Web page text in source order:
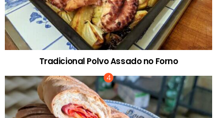
Tradicional Polvo Assado no Forno